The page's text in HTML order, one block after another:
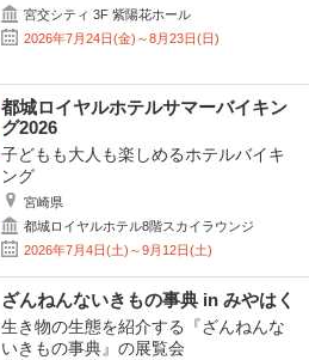
宮交シティ 3F 紫陽花ホール
2026年7月24日(金)～8月23日(日)
都城ロイヤルホテルサマーバイキン
グ2026
子どもも大人も楽しめるホテルバイキ
ング
宮崎県
都城ロイヤルホテル8階スカイラウンジ
2026年7月4日(土)～9月12日(土)
ざんねんないきもの事典 in みやはく
生き物の生態を紹介する『ざんねんな
いきもの事典』の展覧会